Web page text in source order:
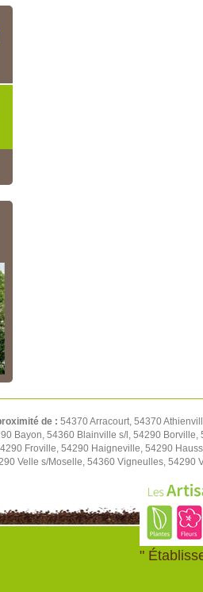
de : 54370 Arracourt, 54370
Bayon, 54360 Blainville s/l, 54290
Froville, 54290 Haigneville, 54290
Velle s/Moselle, 54360 Vigneulles,
"